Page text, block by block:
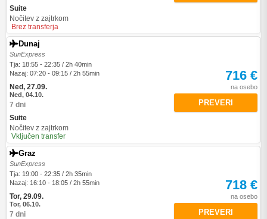
Suite
Nočitev z zajtrkom
Brez transferja
Dunaj
SunExpress
Tja: 18:55 - 22:35 / 2h 40min
Nazaj: 07:20 - 09:15 / 2h 55min
Ned, 27.09.
Ned, 04.10.
7 dni
Suite
Nočitev z zajtrkom
Vključen transfer
716 €
na osebo
PREVERI
Graz
SunExpress
Tja: 19:00 - 22:35 / 2h 35min
Nazaj: 16:10 - 18:05 / 2h 55min
Tor, 29.09.
Tor, 06.10.
7 dni
718 €
na osebo
PREVERI